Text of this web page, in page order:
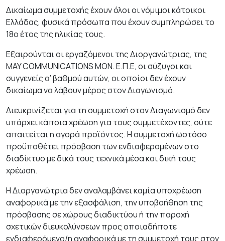
Δικαίωμα συμμετοχής έχουν όλοι οι νόμιμοι κάτοικοι
Ελλάδας, φυσικά πρόσωπα που έχουν συμπληρώσει το
18ο έτος της ηλικίας τους.
Εξαιρούνται οι εργαζόμενοι της Διοργανώτριας, της
MAY COMMUNICATIONS ΜΟΝ. Ε.Π.Ε, οι σύζυγοι και
συγγενείς α’ βαθμού αυτών, οι οποίοι δεν έχουν
δικαίωμα να λάβουν μέρος στον Διαγωνισμό.
Διευκρινίζεται για τη συμμετοχή στον Διαγωνισμό δεν
υπάρχει κάποια χρέωση για τους συμμετέχοντες, ούτε
απαιτείται η αγορά προϊόντος. Η συμμετοχή ωστόσο
προϋποθέτει πρόσβαση των ενδιαφερομένων στο
διαδίκτυο με δικά τους τεχνικά μέσα και δική τους
χρέωση.
Η Διοργανώτρια δεν αναλαμβάνει καμία υποχρέωση
αναφορικά με την εξασφάλιση, την υποβοήθηση της
πρόσβασης σε χώρους διαδικτύου ή την παροχή
σχετικών διευκολύν­σεων προς οποιαδήποτε
ενδιαφερόμενο/η αναφορικά με τη συμμετοχή τους στον